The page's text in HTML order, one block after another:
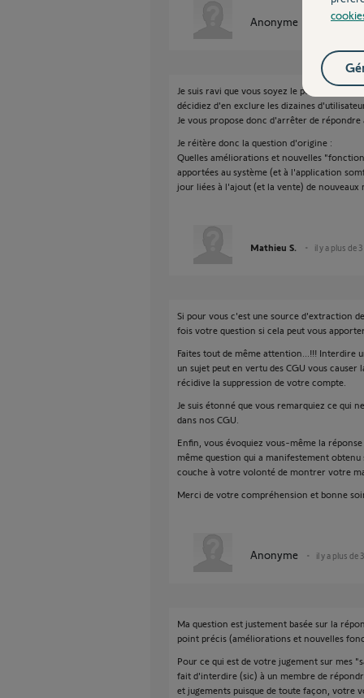
Anonyme il y a plus de 3
Je suis ravi que vous soyez le porte parole
décidiez d'en exclure les dizaines
Je vous propose donc d'arrêter de
Je réitère donc la question d'origine :
Quelles améliorations et nouvelles
apportées au système (et à l'application
jour liées à l'ajout (et la vente) de nouveaux
Mathieu S. il y a plus de
Si pour vous c'est une source d'extraction
fois votre question si cela peut vous
Faites tout de même attention...!!! Interdire
un sujet peut en vertu des CGU vous
récidive la suppression de votre compte.
Je suis étonné que vous remarquiez ce qui
dans nos CGU.
Enfin, vous évoquiez vous-même la
même question qui a manifestement
couche à votre volonté de montrer votre
Merci de votre compréhension et bonne
Anonyme il y a plus de
Ma question est justement basée sur la
point précis (améliorations et nouvelles
Pour ce qui est de votre jugement sur mes
fait d'interdire (sic) à un membre de
et jugements puisque de toute façon, votre